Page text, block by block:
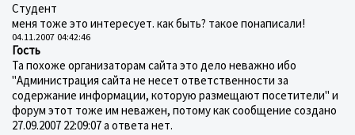
Студент
меня тоже это интересует. как быть? такое понаписали!
04.11.2007 04:42:46
Гость
Та похоже организаторам сайта это дело неважно ибо
"Администрация сайта не несет ответственности за
содержание информации, которую размещают посетители" и
форум этот тоже им неважен, потому как сообщение создано
27.09.2007 22:09:07 а ответа нет.